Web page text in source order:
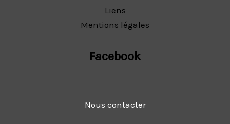
Liens
Mentions légales
Facebook
Nous contacter